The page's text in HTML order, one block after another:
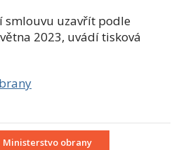
smlouvu uzavřít podle
2023, uvádí tisková
Ministerstvo obrany